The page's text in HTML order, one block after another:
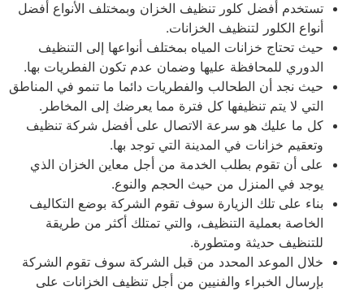
تستخدم أفضل كلور تنظيف الخزان وبمختلف الأنواع أفضل
أنواع الكلور لتنظيف الخزانات.
حيث تحتاج خزانات المياه بمختلف أنواعها إلى التنظيف
الدوري للمحافظة عليها وضمان عدم تكون الفطريات بها.
حيث نجد أن الطحالب والفطريات دائما ما تنمو في المناطق
التي لا يتم تنظيفها كل فترة مما يعرضك إلى المخاطر.
كل ما عليك هو سرعة الاتصال على أفضل شركة تنظيف
وتعقيم خزانات في المدينة التي توجد بها.
على أن تقوم بطلب الخدمة من أجل معاين الخزان الذي
يوجد في المنزل من حيث الحجم والنوع.
بناء على تلك الزيارة سوف تقوم الشركة بوضع التكاليف
الخاصة بعملية التنظيف، والتي تمتلك أكثر من طريقة
للتنظيف حديثة ومتطورة.
خلال الموعد المحدد من قبل الشركة سوف تقوم الشركة
بإرسال الخبراء والفنيين من أجل تنظيف الخزانات على